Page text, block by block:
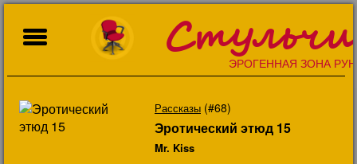
ЭРОГЕННАЯ ЗОНА
Рассказы (#68)
Эротический этюд 15
Mr. Kiss